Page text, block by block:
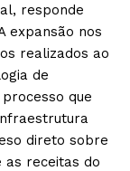
responde
expansão nos
realizados ao
de
que
direto sobre
receitas do